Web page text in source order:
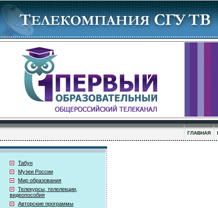
ГЛАВНАЯ
Табун
Музеи России
Мир образования
Телекурсы, телелекции,
видеопособия
Авторские программы